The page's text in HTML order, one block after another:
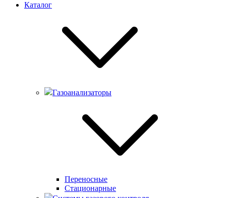
Каталог
Газоанализаторы
Переносные
Стационарные